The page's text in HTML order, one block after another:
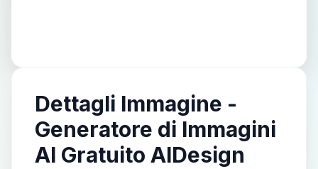
Dettagli Immagine -
Generatore di Immagini
AI Gratuito AIDesign